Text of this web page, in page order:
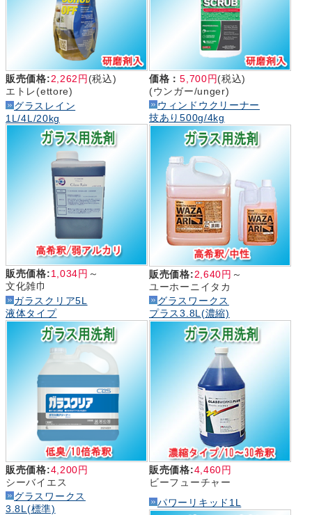
販売価格:2,262円 (税込)
エトレ(ettore)
価格：5,700円(税込)
(ウンガー/unger)
グラスレイン
1L/4L/20kg
販売価格:1,034円 ～
文化雑巾
ウィンドウクリーナー
技あり500g/4kg
販売価格:2,640円 ～
ユーホーニイタカ
ガラスクリア5L
液体タイプ
販売価格:4,200円
シーバイエス
グラスワークス
プラス3.8L(濃縮)
販売価格:4,460円
ビーフューチャー
グラスワークス
3.8L(標準)
パワーリキッド1L